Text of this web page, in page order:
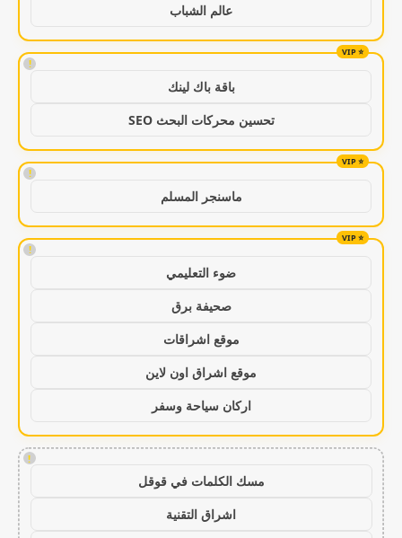
عالم الشباب
!
باقة باك لينك
تحسين محركات البحث SEO
!
ماسنجر المسلم
!
ضوء التعليمي
صحيفة برق
موقع اشراقات
موقع اشراق اون لاين
اركان سياحة وسفر
!
مسك الكلمات في قوقل
اشراق التقنية